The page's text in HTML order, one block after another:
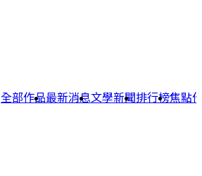
全部作品最新消息文學新聞排行榜焦點